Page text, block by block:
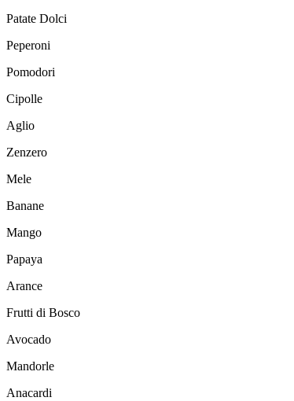
Patate Dolci
Peperoni
Pomodori
Cipolle
Aglio
Zenzero
Mele
Banane
Mango
Papaya
Arance
Frutti di Bosco
Avocado
Mandorle
Anacardi